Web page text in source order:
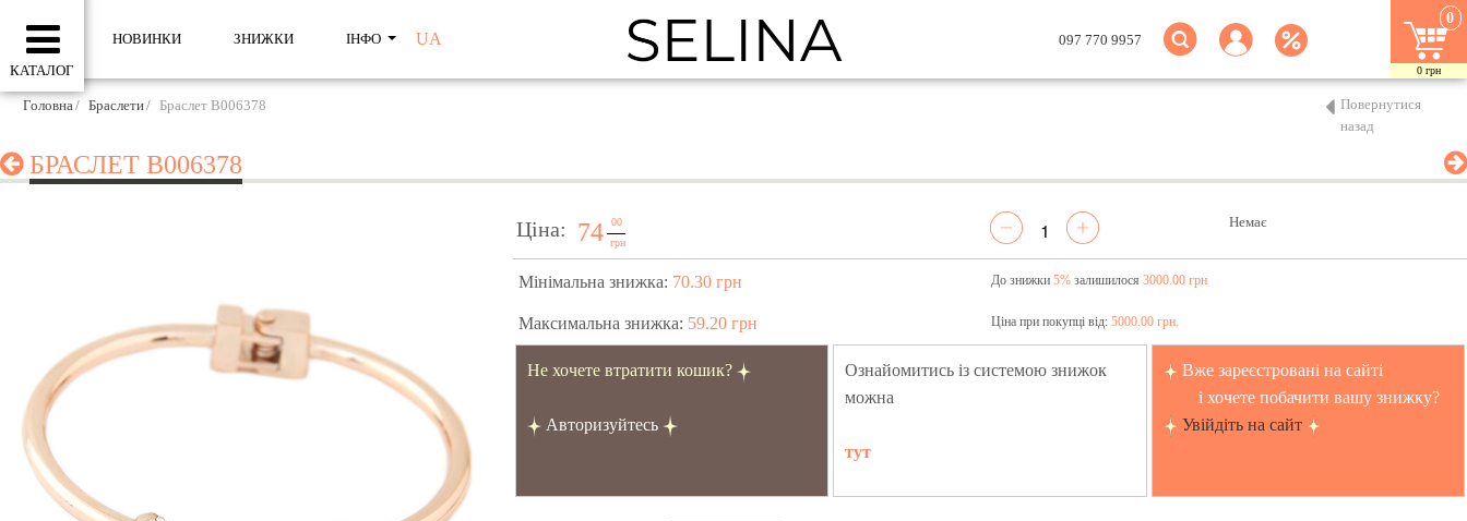
КАТАЛОГ
НОВИНКИ ЗНИЖКИ ІНФО UA 097 770 9957
0
0 грн
Головна Браслети Браслет B006378
Повернутися
назад
БРАСЛЕТ B006378
Ціна: 74
00
грн
Немає
Мінімальна знижка: 70.30 грн До знижки 5%залишилося 3000.00 грн
Максимальна знижка: 59.20 грн Ціна при покупці від: 5000.00 грн.
Не хочете втратити кошик?
Авторизуйтесь
Ознайомитись із системою знижок
можна
тут
Вже зареєстровані на сайті
і хочете побачити вашу знижку?
Увійдіть на сайт